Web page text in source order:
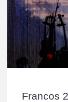
Francos